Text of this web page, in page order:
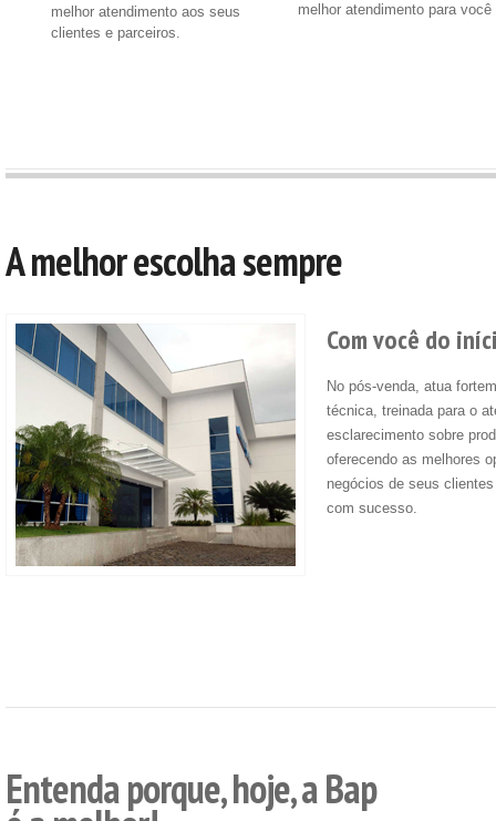
melhor atendimento aos seus
clientes e parceiros.
melhor atendimento para você
A melhor escolha sempre
Com você do
No pós-venda, atua
técnica, treinada para o
esclarecimento sobre
oferecendo as melhores
negócios de seus
com sucesso.
Entenda porque, hoje, a Bap